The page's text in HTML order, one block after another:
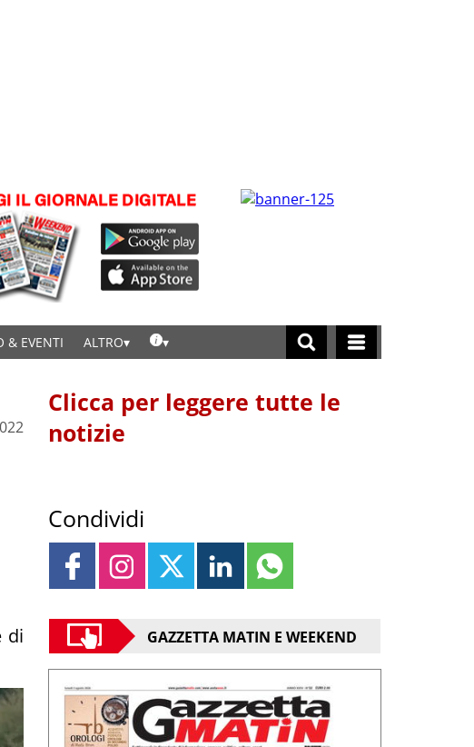
& EVENTI ALTRO
di
Clicca per leggere tutte le
notizie
Condividi
GAZZETTA MATIN E WEEKEND